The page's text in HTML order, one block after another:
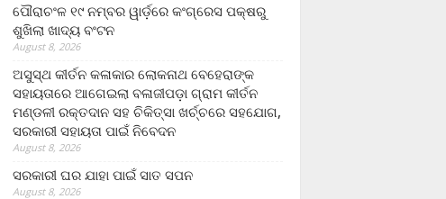
ପୌରାଚଂଳ ୧୯ ନମ୍ବର ୱାର୍ଡ଼ରେ କଂଗ୍ରେସ ପକ୍ଷରୁ
ଶୁଖିଲା ଖାଦ୍ୟ ବଂଟନ
August 8, 2026
ଅସୁସ୍ଥ କୀର୍ତନ କଳାକାର ଲୋକନାଥ ବେହେରାଙ୍କ
ସହାୟତାରେ ଆଗେଇଲା ବଳାଜୀପଡ଼ା ଗ୍ରାମ କୀର୍ତନ
ମଣ୍ଡଳୀ ରକ୍ତଦାନ ସହ ଚିକିତ୍ସା ଖର୍ଚ୍ଚରେ ସହଯୋଗ,
ସରକାରୀ ସହାୟତା ପାଇଁ ନିବେଦନ
August 8, 2026
ସରକାରୀ ଘର ଯାହା ପାଇଁ ସାତ ସପନ
August 8, 2026